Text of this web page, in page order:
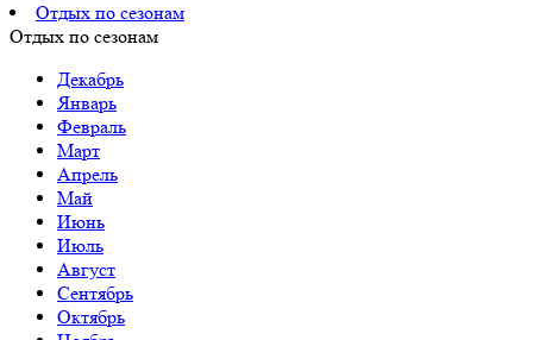
Отдых по сезонам
Отдых по сезонам
Декабрь
Январь
Февраль
Март
Апрель
Май
Июнь
Июль
Август
Сентябрь
Октябрь